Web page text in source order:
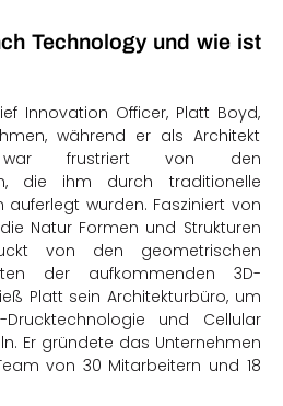
Technology und wie ist
Innovation Officer, Platt Boyd,
während er als Architekt
frustriert von den
die ihm durch traditionelle
auferlegt wurden. Fasziniert von
Natur Formen und Strukturen
von den geometrischen
der aufkommenden 3D-
Platt sein Architekturbüro, um
Drucktechnologie und Cellular
Er gründete das Unternehmen
von 30 Mitarbeitern und 18